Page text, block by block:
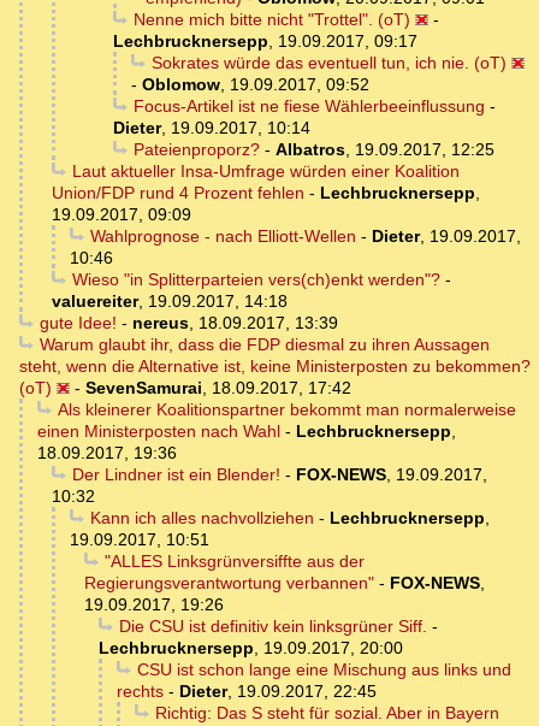
Nenne mich bitte nicht "Trottel". (oT)
-
Lechbrucknersepp, 19.09.2017, 09:17
Sokrates würde das eventuell tun, ich nie. (oT)
- Oblomow, 19.09.2017, 09:52
Focus-Artikel ist ne fiese Wählerbeeinflussung -
Dieter, 19.09.2017, 10:14
Pateienproporz?- Albatros, 19.09.2017, 12:25
Laut aktueller Insa-Umfrage würden einer Koalition
Union/FDP rund 4 Prozent fehlen - Lechbrucknersepp,
19.09.2017, 09:09
Wahlprognose - nach Elliott-Wellen - Dieter, 19.09.2017,
10:46
Wieso "in Splitterparteien vers(ch)enkt werden"?-
valuereiter, 19.09.2017, 14:18
gute Idee! - nereus, 18.09.2017, 13:39
Warum glaubt ihr, dass die FDP diesmal zu ihren Aussagen
steht, wenn die Alternative ist, keine Ministerposten zu bekommen?
(oT)
- SevenSamurai, 18.09.2017, 17:42
Als kleinerer Koalitionspartner bekommt man normalerweise
einen Ministerposten nach Wahl - Lechbrucknersepp,
18.09.2017, 19:36
Der Lindner ist ein Blender! - FOX-NEWS, 19.09.2017,
10:32
Kann ich alles nachvollziehen - Lechbrucknersepp,
19.09.2017, 10:51
"ALLES Linksgrünversiffte aus der
Regierungsverantwortung verbannen" - FOX-NEWS,
19.09.2017, 19:26
Die CSU ist definitiv kein linksgrüner Siff. -
Lechbrucknersepp, 19.09.2017, 20:00
CSU ist schon lange eine Mischung aus links und
rechts - Dieter, 19.09.2017, 22:45
Richtig: Das S steht für sozial. Aber in Bayern